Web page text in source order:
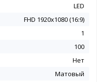
LED
FHD 1920x1080 (16:9)
1
100
Нет
Матовый